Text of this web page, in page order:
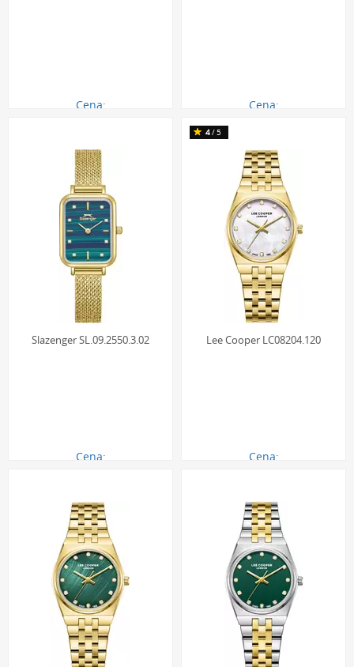
Cena:
Cena:
Slazenger SL.09.2550.3.02
Cena:
Lee Cooper LC08204.120
Cena:
4/5